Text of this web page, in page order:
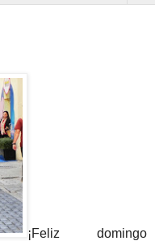
¡Feliz domingo